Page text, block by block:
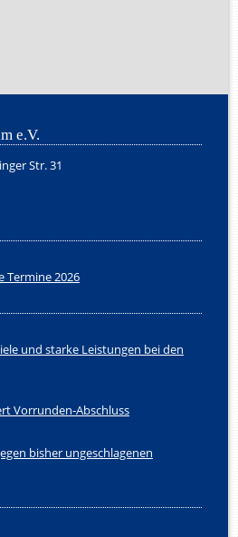
e.V.
Str. 31
Termine 2026
und starke Leistungen bei den
Vorrunden-Abschluss
bisher ungeschlagenen